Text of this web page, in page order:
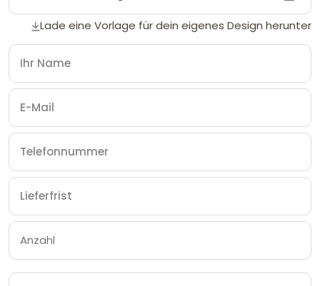
Lade eine Vorlage für dein eigenes Design herunter